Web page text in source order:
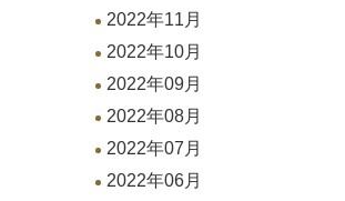
2022年11月
2022年10月
2022年09月
2022年08月
2022年07月
2022年06月